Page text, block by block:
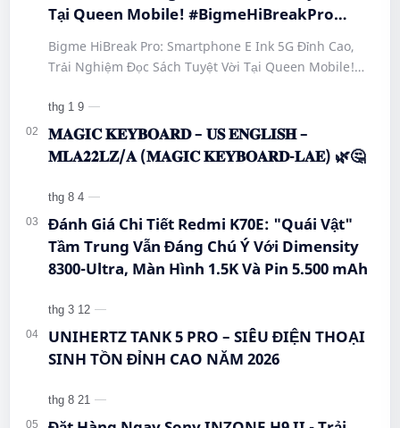
Tại Queen Mobile! #BigmeHiBreakPro
#SmartphoneEInk #QueenMobile
#HiBreakPro5G #DienThoaiDocSach
#CongNgheMoi #MuaSamThongMinh
#EInkPhone #5GSmartphone
Bigme HiBreak Pro: Smartphone E Ink 5G Đỉnh Cao,
Trải Nghiệm Đọc Sách Tuyệt Vời Tại Queen Mobile!
#Hi…
𝐌𝐀𝐆𝐈𝐂 𝐊𝐄𝐘𝐁𝐎𝐀𝐑𝐃 – 𝐔𝐒 𝐄𝐍𝐆𝐋𝐈𝐒𝐇 –
𝐌𝐋𝐀𝟐𝟐𝐋𝐙/𝐀 (𝐌𝐀𝐆𝐈𝐂 𝐊𝐄𝐘𝐁𝐎𝐀𝐑𝐃-𝐋𝐀𝐄) 🌿🤔
Đánh Giá Chi Tiết Redmi K70E: "Quái Vật"
Tầm Trung Vẫn Đáng Chú Ý Với Dimensity
8300-Ultra, Màn Hình 1.5K Và Pin 5.500 mAh
UNIHERTZ TANK 5 PRO – SIÊU ĐIỆN THOẠI
SINH TỒN ĐỈNH CAO NĂM 2026